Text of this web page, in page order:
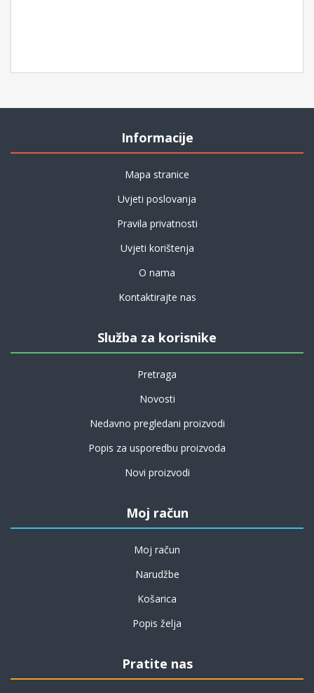
Informacije
Mapa stranice
Uvjeti poslovanja
Pravila privatnosti
Uvjeti korištenja
O nama
Kontaktirajte nas
Služba za korisnike
Pretraga
Novosti
Nedavno pregledani proizvodi
Popis za usporedbu proizvoda
Novi proizvodi
Moj račun
Moj račun
Narudžbe
Košarica
Popis želja
Pratite nas